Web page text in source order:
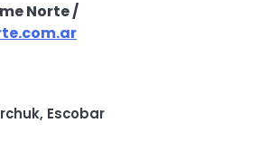
Norte /
, Escobar